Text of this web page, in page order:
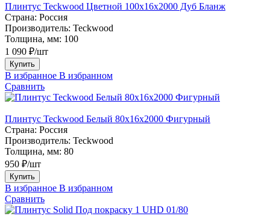
Плинтус Teckwood Цветной 100x16х2000 Дуб Бланж
Страна: Россия
Производитель: Teckwood
Толщина, мм: 100
1 090 ₽/шт
Купить
В избранное В избранном
Сравнить
Плинтус Teckwood Белый 80х16х2000 Фигурный
Страна: Россия
Производитель: Teckwood
Толщина, мм: 80
950 ₽/шт
Купить
В избранное В избранном
Сравнить